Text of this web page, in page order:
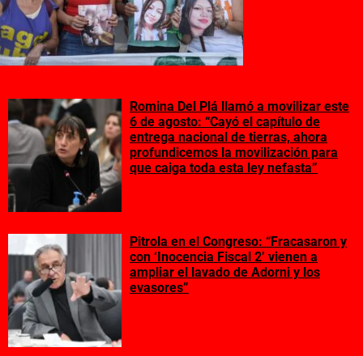
Romina Del Plá llamó a movilizar este
6 de agosto: “Cayó el capítulo de
entrega nacional de tierras, ahora
profundicemos la movilización para
que caiga toda esta ley nefasta”
Pitrola en el Congreso: “Fracasaron y
con ‘Inocencia Fiscal 2’ vienen a
ampliar el lavado de Adorni y los
evasores”